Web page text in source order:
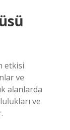
etkisi
ve
alanlarda
ve